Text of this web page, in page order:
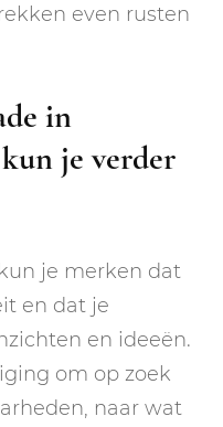
even rusten
in
je verder
je merken dat
en dat je
en ideeën.
om op zoek
naar wat